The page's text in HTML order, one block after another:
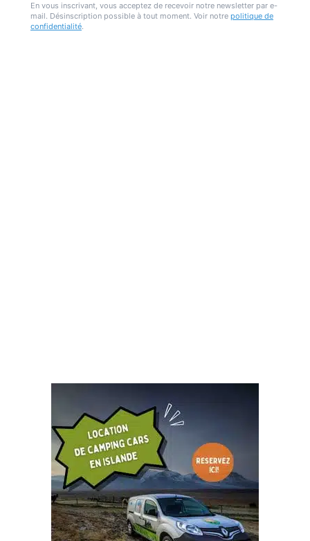
En vous inscrivant, vous acceptez de recevoir notre newsletter par e-
mail. Désinscription possible à tout moment. Voir notre politique de
confidentialité.